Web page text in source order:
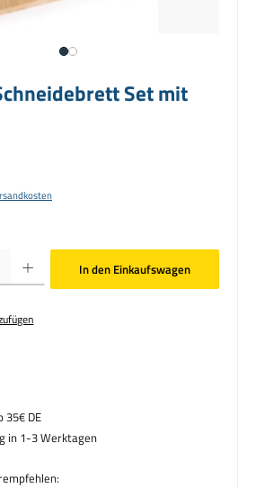
Set mit
Wert ein oder benutze die Schaltflächen um die Anzahl zu
In den Einkaufswagen
35€ DE
in 1-3 Werktagen